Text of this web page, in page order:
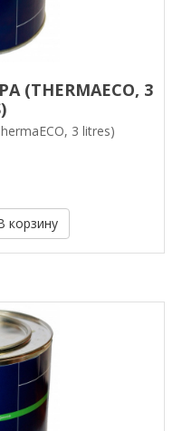
(THERMAECO, 3
3 litrеs)
корзину